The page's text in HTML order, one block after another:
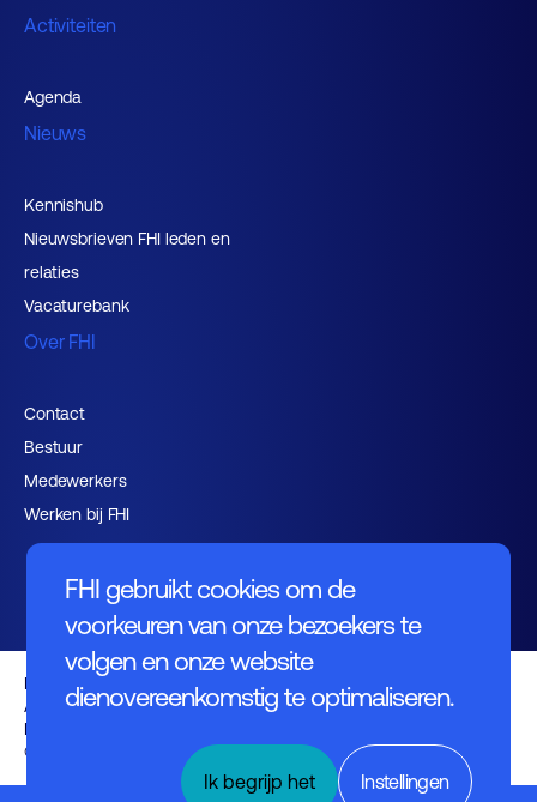
FHI gebruikt cookies om de
voorkeuren van onze bezoekers te
volgen en onze website
dienovereenkomstig te optimaliseren.
Instellingen
Ik begrijp het
Activiteiten
Agenda
Nieuws
Kennishub
Nieuwsbrieven FHI leden en
relaties
Vacaturebank
Over FHI
Contact
Bestuur
Medewerkers
Werken bij FHI
Privacybeleid
Algemene voorwaarden
Disclaimer
© FHI 2026